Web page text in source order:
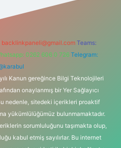
backlinkpaneli@gmail.com Teams:
0262 606 0 726 Telegram:
Kanun gereğince Bilgi Teknolojileri
onaylanmış bir Yer Sağlayıcı
nedenle, sitedeki içerikleri proaktif
yükümlülüğümüz bulunmamaktadır.
sorumluluğunu taşımakta olup,
kabul etmiş sayılırlar. Bu internet